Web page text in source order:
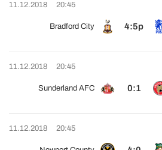
11.12.2018 20:45
Bradford City 4:5p
11.12.2018 20:45
Sunderland AFC 0:1
11.12.2018 20:45